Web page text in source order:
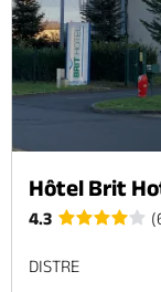
Hôtel Brit
4.3
DISTRE